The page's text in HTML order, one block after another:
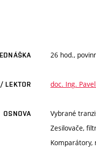
26 hod.,
LEKTOR doc. Ing.
OSNOVA
Vybrané
Zesilovače,
Komparátory,